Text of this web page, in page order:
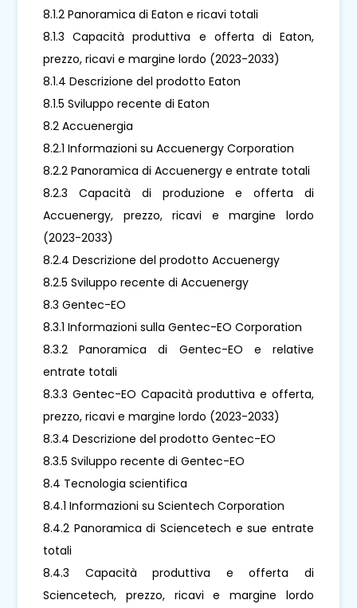
8.1.2 Panoramica di Eaton e ricavi totali
8.1.3 Capacità produttiva e offerta di Eaton,
prezzo, ricavi e margine lordo (2023-2033)
8.1.4 Descrizione del prodotto Eaton
8.1.5 Sviluppo recente di Eaton
8.2 Accuenergia
8.2.1 Informazioni su Accuenergy Corporation
8.2.2 Panoramica di Accuenergy e entrate totali
8.2.3 Capacità di produzione e offerta di
Accuenergy, prezzo, ricavi e margine lordo
(2023-2033)
8.2.4 Descrizione del prodotto Accuenergy
8.2.5 Sviluppo recente di Accuenergy
8.3 Gentec-EO
8.3.1 Informazioni sulla Gentec-EO Corporation
8.3.2 Panoramica di Gentec-EO e relative
entrate totali
8.3.3 Gentec-EO Capacità produttiva e offerta,
prezzo, ricavi e margine lordo (2023-2033)
8.3.4 Descrizione del prodotto Gentec-EO
8.3.5 Sviluppo recente di Gentec-EO
8.4 Tecnologia scientifica
8.4.1 Informazioni su Scientech Corporation
8.4.2 Panoramica di Sciencetech e sue entrate
totali
8.4.3 Capacità produttiva e offerta di
Sciencetech, prezzo, ricavi e margine lordo